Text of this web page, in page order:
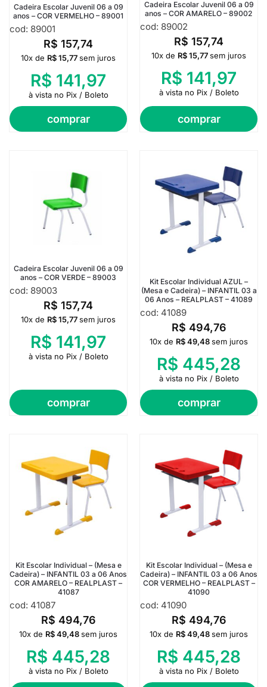
Cadeira Escolar Juvenil 06 a 09
anos – COR VERMELHO – 89001
cod: 89001
R$ 157,74
comprar
10x de R$15,77sem juros
R$ 141,97
à vista no Pix / Boleto
Cadeira Escolar Juvenil 06 a 09
anos – COR AMARELO – 89002
cod: 89002
R$ 157,74
comprar
10x de R$15,77sem juros
R$ 141,97
à vista no Pix / Boleto
Cadeira Escolar Juvenil 06 a 09
anos – COR VERDE – 89003
cod: 89003
R$ 157,74
comprar
10x de R$15,77sem juros
R$ 141,97
à vista no Pix / Boleto
Kit Escolar Individual AZUL –
(Mesa e Cadeira) – INFANTIL 03 a
06 Anos – REALPLAST – 41089
cod: 41089
R$ 494,76
comprar
10x de R$49,48sem juros
R$ 445,28
à vista no Pix / Boleto
Kit Escolar Individual – (Mesa e
Cadeira) – INFANTIL 03 a 06 Anos
COR AMARELO – REALPLAST –
41087
cod: 41087
R$ 494,76
10x de R$49,48sem juros
R$ 445,28
à vista no Pix / Boleto
Kit Escolar Individual – (Mesa e
Cadeira) – INFANTIL 03 a 06 Anos
COR VERMELHO – REALPLAST –
41090
cod: 41090
R$ 494,76
10x de R$49,48sem juros
R$ 445,28
à vista no Pix / Boleto